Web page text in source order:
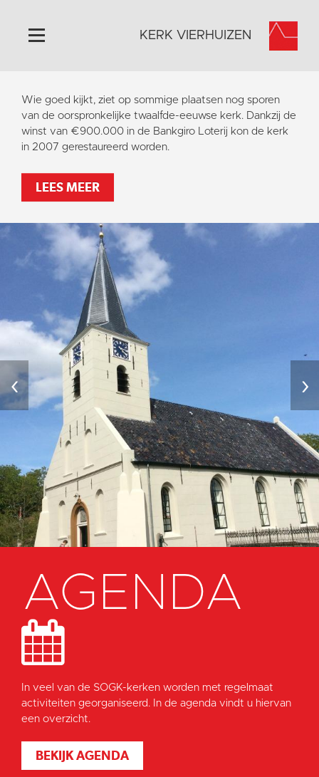
Home
Algemeen
Historie
Activiteiten
Contact
Vaktaal
KERK VIERHUIZEN
Wie goed kijkt, ziet op sommige plaatsen nog sporen
van de oorspronkelijke twaalfde-eeuwse kerk. Dankzij de
winst van €900.000 in de Bankgiro Loterij kon de kerk
in 2007 gerestaureerd worden.
LEES MEER
‹ ›
AGENDA
In veel van de SOGK-kerken worden met regelmaat
activiteiten georganiseerd. In de agenda vindt u hiervan
een overzicht.
BEKIJK AGENDA